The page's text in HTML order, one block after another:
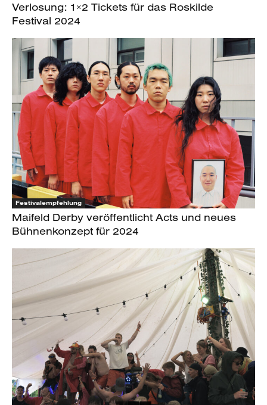
Verlosung: 1×2 Tickets für das Roskilde
Festival 2024
Festivalempfehlung
Maifeld Derby veröffentlicht Acts und neues
Bühnenkonzept für 2024